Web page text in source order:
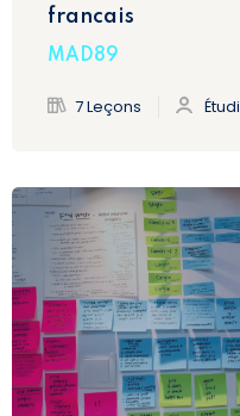
francais
MAD89
7 Leçons